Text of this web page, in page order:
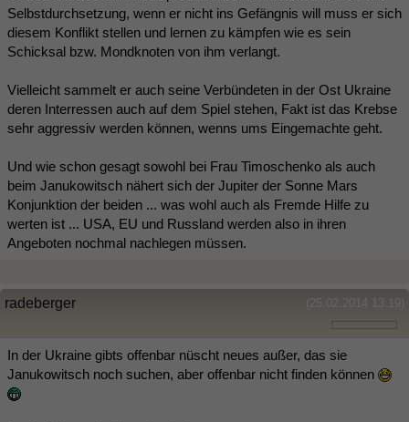
Selbstdurchsetzung, wenn er nicht ins Gefängnis will muss er sich
diesem Konflikt stellen und lernen zu kämpfen wie es sein
Schicksal bzw. Mondknoten von ihm verlangt.
Vielleicht sammelt er auch seine Verbündeten in der Ost Ukraine
deren Interressen auch auf dem Spiel stehen, Fakt ist das Krebse
sehr aggressiv werden können, wenns ums Eingemachte geht.
Und wie schon gesagt sowohl bei Frau Timoschenko als auch
beim Janukowitsch nähert sich der Jupiter der Sonne Mars
Konjunktion der beiden ... was wohl auch als Fremde Hilfe zu
werten ist ... USA, EU und Russland werden also in ihren
Angeboten nochmal nachlegen müssen.
(25.02.2014 13:19)
radeberger
In der Ukraine gibts offenbar nüscht neues außer, das sie
Janukowitsch noch suchen, aber offenbar nicht finden können